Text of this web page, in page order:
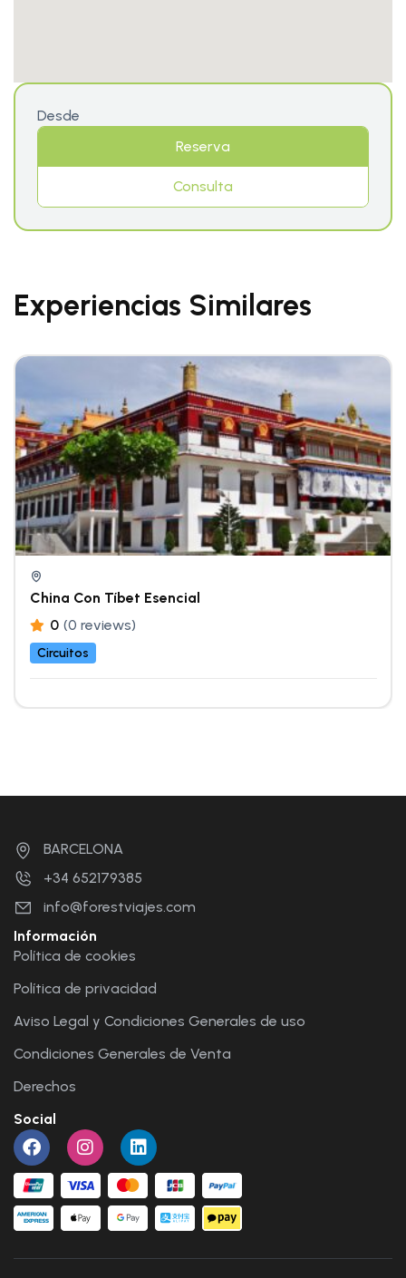
Desde
Reserva
Consulta
Experiencias Similares
China Con Tíbet Esencial
0 (0 reviews)
Circuitos
BARCELONA
+34 652179385
info@forestviajes.com
Información
Política de cookies
Política de privacidad
Aviso Legal y Condiciones Generales de uso
Condiciones Generales de Venta
Derechos
Social